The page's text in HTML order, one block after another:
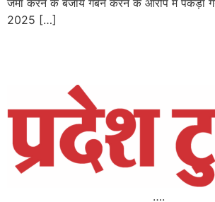
2025 […]
….